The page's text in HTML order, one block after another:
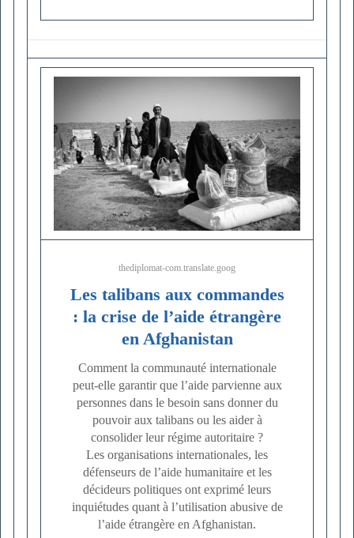
thediplomat-com.translate.goog
Les talibans aux commandes
: la crise de l’aide étrangère
en Afghanistan
Comment la communauté internationale
peut-elle garantir que l’aide parvienne aux
personnes dans le besoin sans donner du
pouvoir aux talibans ou les aider à
consolider leur régime autoritaire ?
Les organisations internationales, les
défenseurs de l’aide humanitaire et les
décideurs politiques ont exprimé leurs
inquiétudes quant à l’utilisation abusive de
l’aide étrangère en Afghanistan.